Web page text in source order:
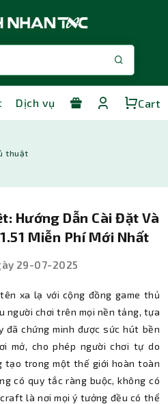
Dịch vụ Cart
thuật
Hướng Dẫn Cài Đặt Và
Miễn Phí Mới Nhất
29-07-2025
xa lạ với cộng đồng game thủ
người chơi trên mọi nền tảng, tựa
đã chứng minh được sức hút bền
mở, cho phép người chơi tự do
tạo trong một thế giới hoàn toàn
có quy tắc ràng buộc, không có
là nơi mọi ý tưởng đều có thể